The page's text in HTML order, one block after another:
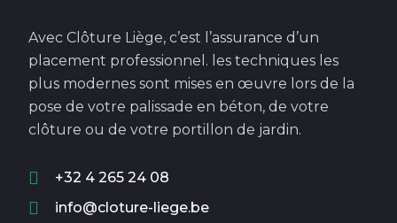
Avec Clôture Liège, c’est l’assurance d’un
placement professionnel. les techniques les
plus modernes sont mises en œuvre lors de la
pose de votre palissade en béton, de votre
clôture ou de votre portillon de jardin.
+32 4 265 24 08
info@cloture-liege.be